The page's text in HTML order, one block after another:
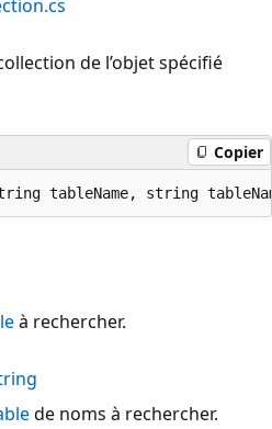
de l’objet spécifié
Copier
tableName, string
à rechercher.
de noms à rechercher.